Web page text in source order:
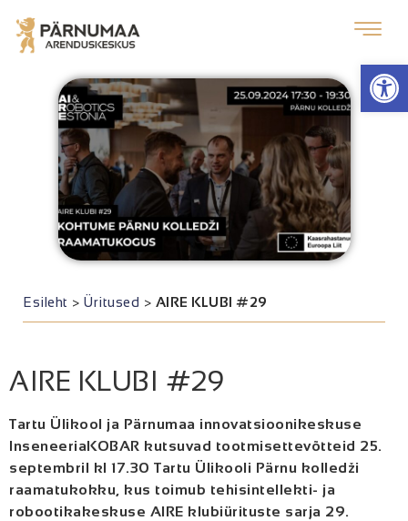
Esileht > Üritused > AIRE KLUBI #29
AIRE KLUBI #29
Tartu Ülikool ja Pärnumaa innovatsioonikeskuse
InseneeriaKOBAR kutsuvad tootmisettevõtteid 25.
septembril kl 17.30 Tartu Ülikooli Pärnu kolledži
raamatukokku, kus toimub tehisintellekti- ja
robootikakeskuse AIRE klubiürituste sarja 29.